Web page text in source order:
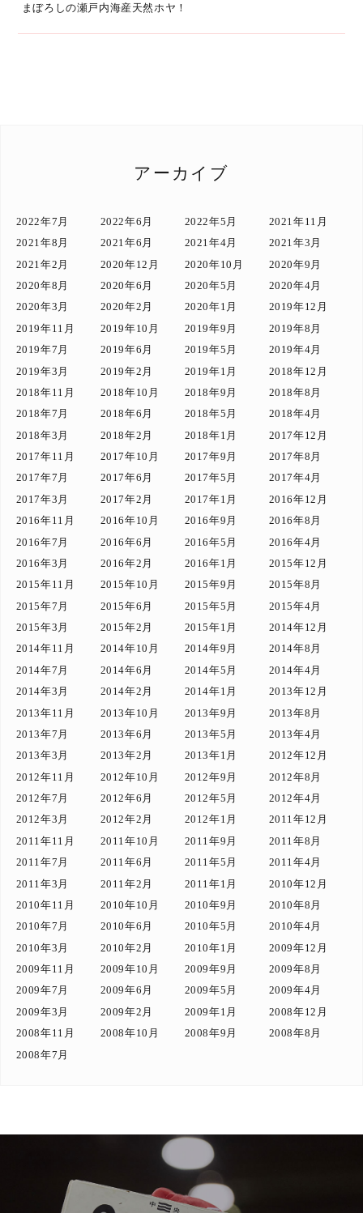
まぼろしの瀬戸内海産天然ホヤ！
アーカイブ
2022年7月 2022年6月 2022年5月
2021年11月
2021年8月
2021年6月 2021年4月
2021年3月
2021年2月
2020年12月 2020年10月
2020年9月
2020年8月
2020年6月 2020年5月
2020年4月
2020年3月
2020年2月 2020年1月
2019年12月
2019年11月
2019年10月 2019年9月
2019年8月
2019年7月
2019年6月 2019年5月
2019年4月
2019年3月
2019年2月 2019年1月
2018年12月
2018年11月
2018年10月 2018年9月
2018年8月
2018年7月
2018年6月 2018年5月
2018年4月
2018年3月
2018年2月 2018年1月
2017年12月
2017年11月
2017年10月 2017年9月
2017年8月
2017年7月
2017年6月 2017年5月
2017年4月
2017年3月
2017年2月 2017年1月
2016年12月
2016年11月
2016年10月 2016年9月
2016年8月
2016年7月
2016年6月 2016年5月
2016年4月
2016年3月
2016年2月 2016年1月
2015年12月
2015年11月
2015年10月 2015年9月
2015年8月
2015年7月
2015年6月 2015年5月
2015年4月
2015年3月
2015年2月 2015年1月
2014年12月
2014年11月
2014年10月 2014年9月
2014年8月
2014年7月
2014年6月 2014年5月
2014年4月
2014年3月
2014年2月 2014年1月
2013年12月
2013年11月
2013年10月 2013年9月
2013年8月
2013年7月
2013年6月 2013年5月
2013年4月
2013年3月
2013年2月 2013年1月
2012年12月
2012年11月
2012年10月 2012年9月
2012年8月
2012年7月
2012年6月 2012年5月
2012年4月
2012年3月
2012年2月 2012年1月
2011年12月
2011年11月
2011年10月 2011年9月
2011年8月
2011年7月
2011年6月 2011年5月
2011年4月
2011年3月
2011年2月 2011年1月
2010年12月
2010年11月
2010年10月 2010年9月
2010年8月
2010年7月
2010年6月 2010年5月
2010年4月
2010年3月
2010年2月 2010年1月
2009年12月
2009年11月
2009年10月 2009年9月
2009年8月
2009年7月
2009年6月 2009年5月
2009年4月
2009年3月
2009年2月 2009年1月
2008年12月
2008年11月
2008年10月 2008年9月
2008年8月
2008年7月